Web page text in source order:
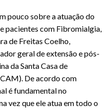
pouco sobre a atuação do
pacientes com Fibromialgia,
de Freitas Coelho,
geral de extensão e pós-
da Santa Casa de
De acordo com
é fundamental no
vez que ele atua em todo o